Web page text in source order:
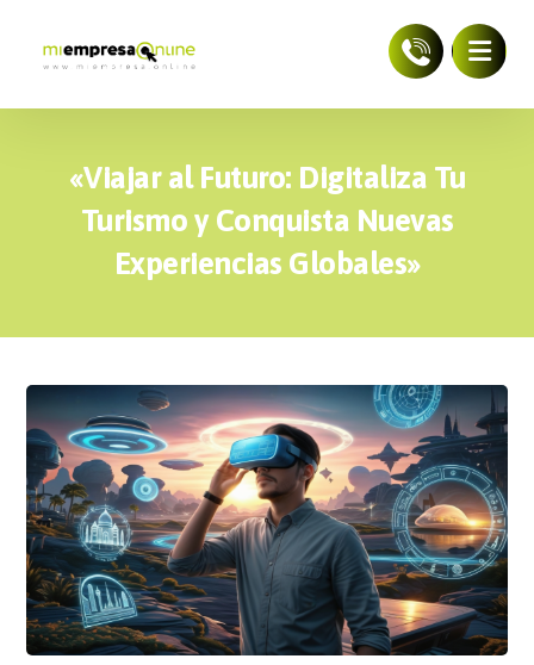
«Viajar al Futuro: Digitaliza Tu
Turismo y Conquista Nuevas
Experiencias Globales»